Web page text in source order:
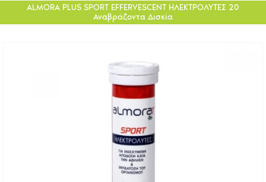
ALMORA PLUS SPORT EFFERVESCENT ΗΛΕΚΤΡΟΛΥΤΕΣ 20
Αναβράζοντα Δισκία